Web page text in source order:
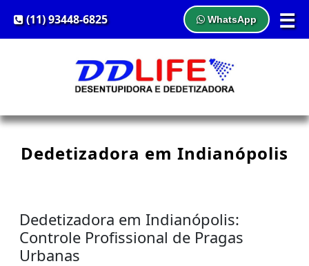
☰
(11) 93448-6825 WhatsApp
Dedetizadora em Indianópolis
Dedetizadora em Indianópolis:
Controle Profissional de Pragas
Urbanas